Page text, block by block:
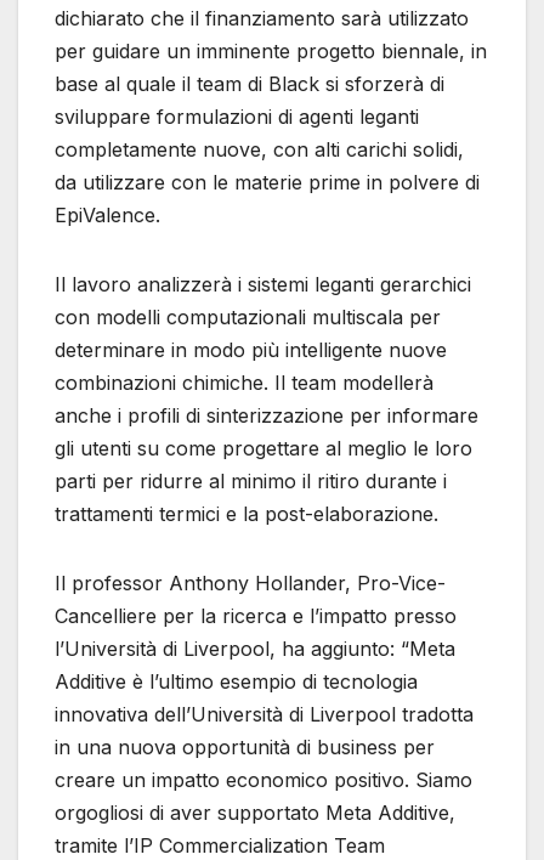
dichiarato che il finanziamento sarà utilizzato
per guidare un imminente progetto biennale, in
base al quale il team di Black si sforzerà di
sviluppare formulazioni di agenti leganti
completamente nuove, con alti carichi solidi,
da utilizzare con le materie prime in polvere di
EpiValence.
Il lavoro analizzerà i sistemi leganti gerarchici
con modelli computazionali multiscala per
determinare in modo più intelligente nuove
combinazioni chimiche. Il team modellerà
anche i profili di sinterizzazione per informare
gli utenti su come progettare al meglio le loro
parti per ridurre al minimo il ritiro durante i
trattamenti termici e la post-elaborazione.
Il professor Anthony Hollander, Pro-Vice-
Cancelliere per la ricerca e l’impatto presso
l’Università di Liverpool, ha aggiunto: “Meta
Additive è l’ultimo esempio di tecnologia
innovativa dell’Università di Liverpool tradotta
in una nuova opportunità di business per
creare un impatto economico positivo. Siamo
orgogliosi di aver supportato Meta Additive,
tramite l’IP Commercialization Team